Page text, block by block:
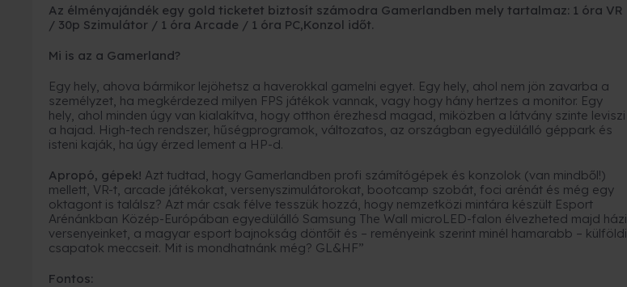
Az élményajándék egy gold ticketet biztosít számodra Gamerlandben mely tartalmaz: 1 óra VR
/ 30p Szimulátor / 1 óra Arcade / 1 óra PC,Konzol időt.
Mi is az a Gamerland?
Egy hely, ahova bármikor lejöhetsz a haverokkal gamelni egyet. Egy hely, ahol nem jön zavarba a
személyzet, ha megkérdezed milyen FPS játékok vannak, vagy hogy hány hertzes a monitor. Egy
hely, ahol minden úgy van kialakítva, hogy otthon érezhesd magad, miközben a látvány szinte leviszi
a hajad. High-tech rendszer, hűségprogramok, változatos, az országban egyedülálló géppark és
isteni kaják, ha úgy érzed lement a HP-d.
Apropó, gépek! Azt tudtad, hogy Gamerlandben profi számítógépek és konzolok (van mindből!)
mellett, VR-t, arcade játékokat, versenyszimulátorokat, bootcamp szobát, foci arénát és még egy
oktagont is találsz? Azt már csak félve tesszük hozzá, hogy nemzetközi mintára készült Esport
Arénánkban Közép-Európában egyedülálló Samsung The Wall microLED-falon élvezheted majd házi
versenyeinket, a magyar esport bajnokság döntőit és – reményeink szerint minél hamarabb – külföldi
csapatok meccseit. Mit is mondhatnánk még? GL&HF”
Fontos: